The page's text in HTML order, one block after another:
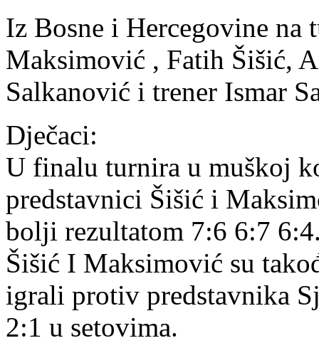
Iz Bosne i Hercegovine
Maksimović , Fatih Šišić,
Salkanović i trener Ismar
Dječaci:
U finalu turnira u muškoj
predstavnici Šišić i
bolji rezultatom 7:6 6:7
Šišić I Maksimović su
igrali protiv predstavnika
2:1 u setovima.